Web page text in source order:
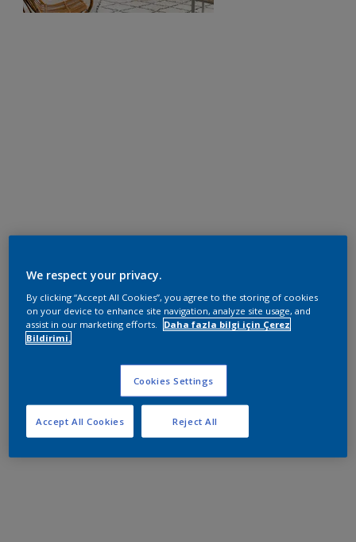
We respect your privacy.
By clicking “Accept All Cookies”, you agree to the storing of cookies
on your device to enhance site navigation, analyze site usage, and
assist in our marketing efforts.
Daha fazla bilgi için Çerez
Bildirimi.
Cookies Settings
Reject All
Accept All Cookies